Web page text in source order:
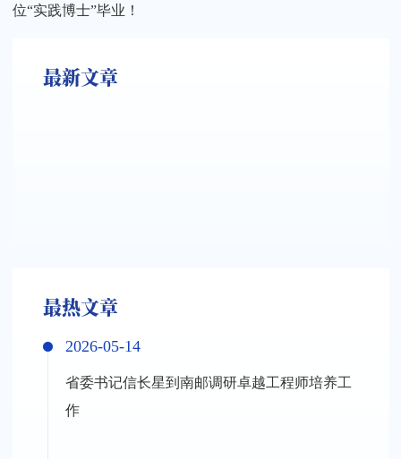
位“实践博士”毕业！
最新文章
最热文章